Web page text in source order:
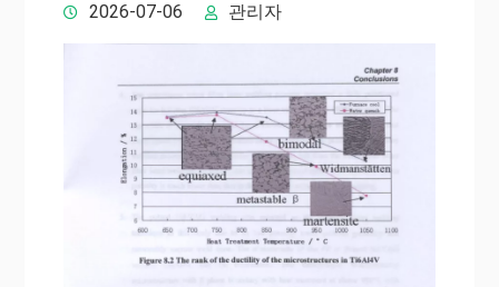
Figure 8 2 The rank of the ductility of the microstructures in
2026-07-06 관리자